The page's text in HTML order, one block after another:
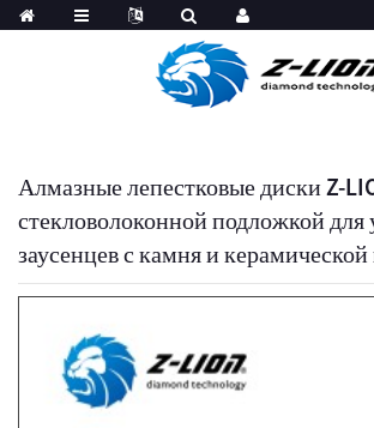
Алмазные лепестковые диски Z-
стекловолоконной подложкой для
заусенцев с камня и